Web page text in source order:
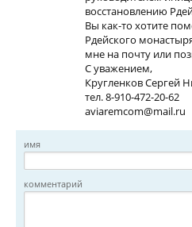
восстановлению
Вы как-то хотите
Рдейского
мне на почту или
С уважением,
Кругленков Сергей
тел. 8-910-472-20-62
aviaremcom@mail.ru
имя
комментарий